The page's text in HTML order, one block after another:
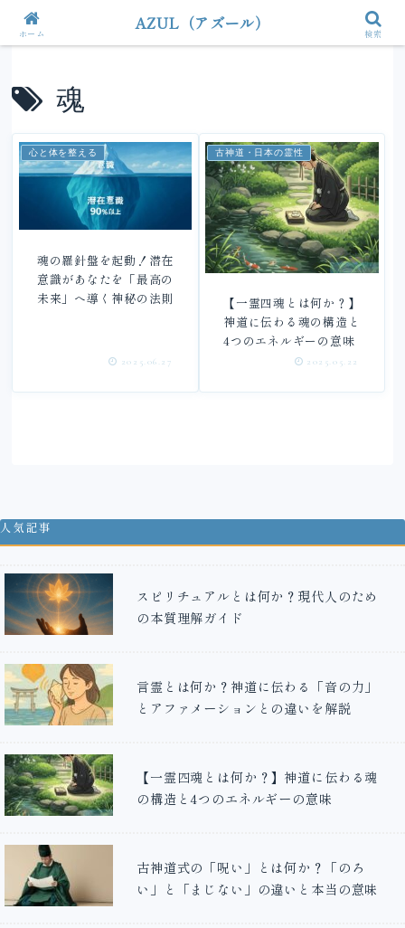
魂
心と体を整える
魂の羅針盤を起動！潜在
意識があなたを「最高の
未来」へ導く神秘の法則
2025.06.27
古神道・日本の霊性
【一霊四魂とは何か？】
神道に伝わる魂の構造と
4つのエネルギーの意味
2025.05.22
人気記事
スピリチュアルとは何か？現代人のため
の本質理解ガイド
言霊とは何か？神道に伝わる「音の力」
とアファメーションとの違いを解説
【一霊四魂とは何か？】神道に伝わる魂
の構造と4つのエネルギーの意味
古神道式の「呪い」とは何か？「のろ
い」と「まじない」の違いと本当の意味
ホーム
AZUL（アズール）
検索